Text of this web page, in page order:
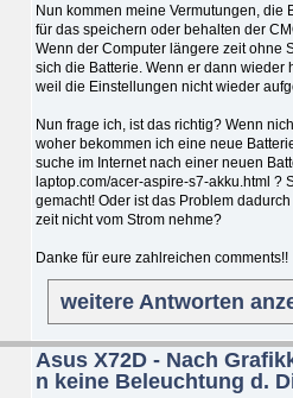
Nun kommen meine Vermutungen, die
für das speichern oder behalten der
Wenn der Computer längere zeit ohne
sich die Batterie. Wenn er dann wieder
weil die Einstellungen nicht wieder
Nun frage ich, ist das richtig? Wenn
woher bekommen ich eine neue
suche im Internet nach einer neuen
laptop.com/acer-aspire-s7-akku.html ?
gemacht! Oder ist das Problem
zeit nicht vom Strom nehme?
Danke für eure zahlreichen comments!!
weitere Antworten
Asus X72D - Nach
n keine Beleuchtung d.